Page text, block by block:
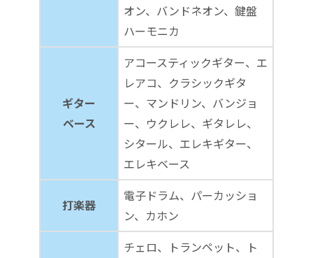
オン、バンドネオン、鍵盤
ハーモニカ
ギター
ベース
アコースティックギター、エ
レアコ、クラシックギタ
ー、マンドリン、バンジョ
ー、ウクレレ、ギタレレ、
シタール、エレキギター、
エレキベース
打楽器
電子ドラム、パーカッショ
ン、カホン
チェロ、トランペット、ト